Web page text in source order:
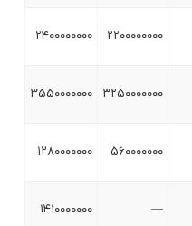
۲۲۰۰۰۰۰۰۰۰ ۲۴۰۰۰۰۰۰۰۰
۳۲۵۰۰۰۰۰۰۰ ۳۵۵۰۰۰۰۰۰۰
۵۶۰۰۰۰۰۰۰ ۱۲۸۰۰۰۰۰۰۰
— ۱۴۱۰۰۰۰۰۰۰